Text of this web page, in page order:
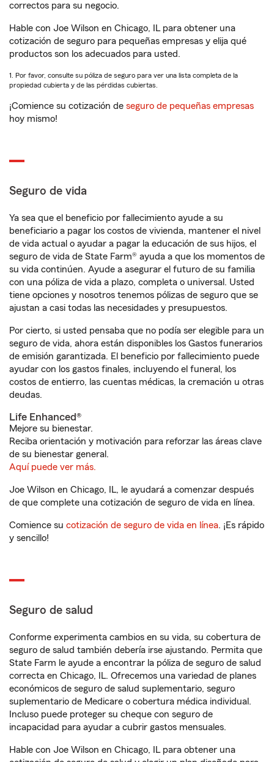
correctos para su negocio.
Hable con Joe Wilson en Chicago, IL para obtener una
cotización de seguro para pequeñas empresas y elija qué
productos son los adecuados para usted.
1. Por favor, consulte su póliza de seguro para ver una lista completa de la
propiedad cubierta y de las pérdidas cubiertas.
¡Comience su cotización de seguro de pequeñas empresas
hoy mismo!
Seguro de vida
Ya sea que el beneficio por fallecimiento ayude a su
beneficiario a pagar los costos de vivienda, mantener el nivel
de vida actual o ayudar a pagar la educación de sus hijos, el
seguro de vida de State Farm® ayuda a que los momentos de
su vida continúen. Ayude a asegurar el futuro de su familia
con una póliza de vida a plazo, completa o universal. Usted
tiene opciones y nosotros tenemos pólizas de seguro que se
ajustan a casi todas las necesidades y presupuestos.
Por cierto, si usted pensaba que no podía ser elegible para un
seguro de vida, ahora están disponibles los Gastos funerarios
de emisión garantizada. El beneficio por fallecimiento puede
ayudar con los gastos finales, incluyendo el funeral, los
costos de entierro, las cuentas médicas, la cremación u otras
deudas.
Life Enhanced®
Mejore su bienestar.
Reciba orientación y motivación para reforzar las áreas clave
de su bienestar general.
Aquí puede ver más.
Joe Wilson en Chicago, IL, le ayudará a comenzar después
de que complete una cotización de seguro de vida en línea.
Comience su cotización de seguro de vida en línea. ¡Es rápido
y sencillo!
Seguro de salud
Conforme experimenta cambios en su vida, su cobertura de
seguro de salud también debería irse ajustando. Permita que
State Farm le ayude a encontrar la póliza de seguro de salud
correcta en Chicago, IL. Ofrecemos una variedad de planes
económicos de seguro de salud suplementario, seguro
suplementario de Medicare o cobertura médica individual.
Incluso puede proteger su cheque con seguro de
incapacidad para ayudar a cubrir gastos mensuales.
Hable con Joe Wilson en Chicago, IL para obtener una